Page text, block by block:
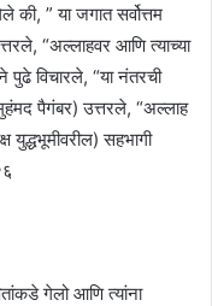
की, ” या जगात सर्वोत्तम
“अल्लाहवर आणि त्याच्या
पुढे विचारले, “या नंतरची
पैगंबर) उत्तरले, “अल्लाह
युद्धभूमीवरील) सहभागी
गेलो आणि त्यांना